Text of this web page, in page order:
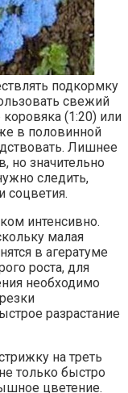
подкормку
свежий
(1:20) или
в половинной
Лишнее
но значительно
следить,
соцветия.
интенсивно.
малая
в агератуме
роста, для
необходимо
разрастание
на треть
только быстро
цветение.